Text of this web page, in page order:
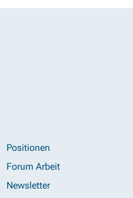
Positionen
Forum Arbeit
Newsletter